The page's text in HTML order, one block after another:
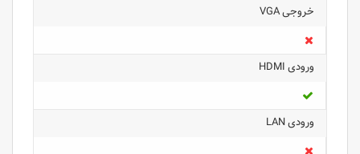
خروجی VGA
ورودی HDMI
ورودی LAN